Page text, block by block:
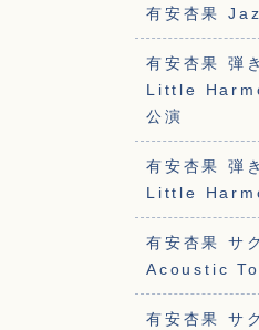
有安杏果
有安杏果 弾
Little
公演
有安杏果 弾
Little
有安杏果 サ
Acoustic
有安杏果 サ